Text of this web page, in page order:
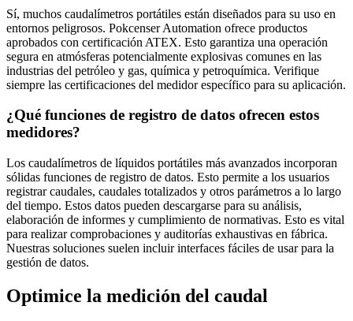
Sí, muchos caudalímetros portátiles están diseñados para su uso en
entornos peligrosos. Pokcenser Automation ofrece productos
aprobados con certificación ATEX. Esto garantiza una operación
segura en atmósferas potencialmente explosivas comunes en las
industrias del petróleo y gas, química y petroquímica. Verifique
siempre las certificaciones del medidor específico para su aplicación.
¿Qué funciones de registro de datos ofrecen estos
medidores?
Los caudalímetros de líquidos portátiles más avanzados incorporan
sólidas funciones de registro de datos. Esto permite a los usuarios
registrar caudales, caudales totalizados y otros parámetros a lo largo
del tiempo. Estos datos pueden descargarse para su análisis,
elaboración de informes y cumplimiento de normativas. Esto es vital
para realizar comprobaciones y auditorías exhaustivas en fábrica.
Nuestras soluciones suelen incluir interfaces fáciles de usar para la
gestión de datos.
Optimice la medición del caudal